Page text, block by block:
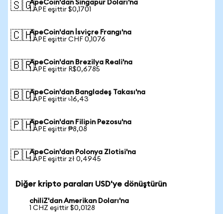
🇸🇬ApeCoin'dan Singapur Doları'na
1 APE eşittir $0,1701
🇨🇭ApeCoin'dan İsviçre Frangı'na
1 APE eşittir CHF 0,1076
🇧🇷ApeCoin'dan Brezilya Reali'na
1 APE eşittir R$0,6785
🇧🇩ApeCoin'dan Bangladeş Takası'na
1 APE eşittir ৳16,43
🇵🇭ApeCoin'dan Filipin Pezosu'na
1 APE eşittir ₱8,08
🇵🇱ApeCoin'dan Polonya Zlotisi'na
1 APE eşittir zł 0,4945
Diğer kripto paraları USD'ye dönüştürün
chiliZ'dan Amerikan Doları'na
1 CHZ eşittir $0,0128